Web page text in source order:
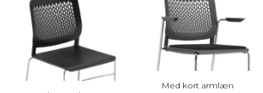
Med kort armlæn